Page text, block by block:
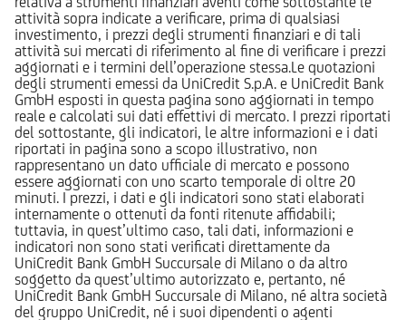
attività sopra indicate a verificare, prima di qualsiasi
investimento, i prezzi degli strumenti finanziari e di tali
attività sui mercati di riferimento al fine di verificare i prezzi
aggiornati e i termini dell’operazione stessa.Le quotazioni
degli strumenti emessi da UniCredit S.p.A. e UniCredit Bank
GmbH esposti in questa pagina sono aggiornati in tempo
reale e calcolati sui dati effettivi di mercato. I prezzi riportati
del sottostante, gli indicatori, le altre informazioni e i dati
riportati in pagina sono a scopo illustrativo, non
rappresentano un dato ufficiale di mercato e possono
essere aggiornati con uno scarto temporale di oltre 20
minuti. I prezzi, i dati e gli indicatori sono stati elaborati
internamente o ottenuti da fonti ritenute affidabili;
tuttavia, in quest’ultimo caso, tali dati, informazioni e
indicatori non sono stati verificati direttamente da
UniCredit Bank GmbH Succursale di Milano o da altro
soggetto da quest’ultimo autorizzato e, pertanto, né
UniCredit Bank GmbH Succursale di Milano, né altra società
del gruppo UniCredit, né i suoi dipendenti o agenti